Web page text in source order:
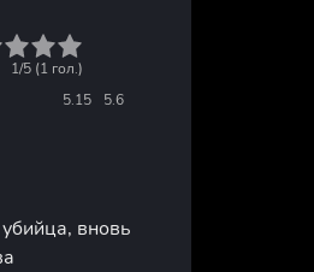
5.15 5.6
1/5 (1 гол.)
вновь